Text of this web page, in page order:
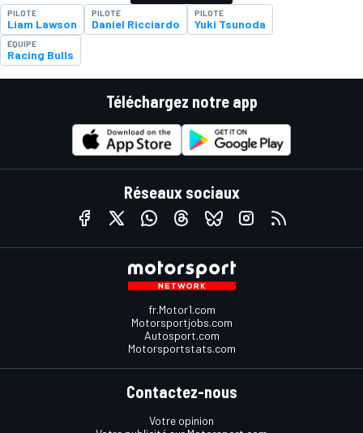
PILOTE
Liam Lawson
PILOTE
Daniel Ricciardo
PILOTE
Yuki Tsunoda
ÉQUIPE
Racing Bulls
Téléchargez notre app
Réseaux sociaux
fr.Motor1.com
Motorsportjobs.com
Autosport.com
Motorsportstats.com
Contactez-nous
Votre opinion